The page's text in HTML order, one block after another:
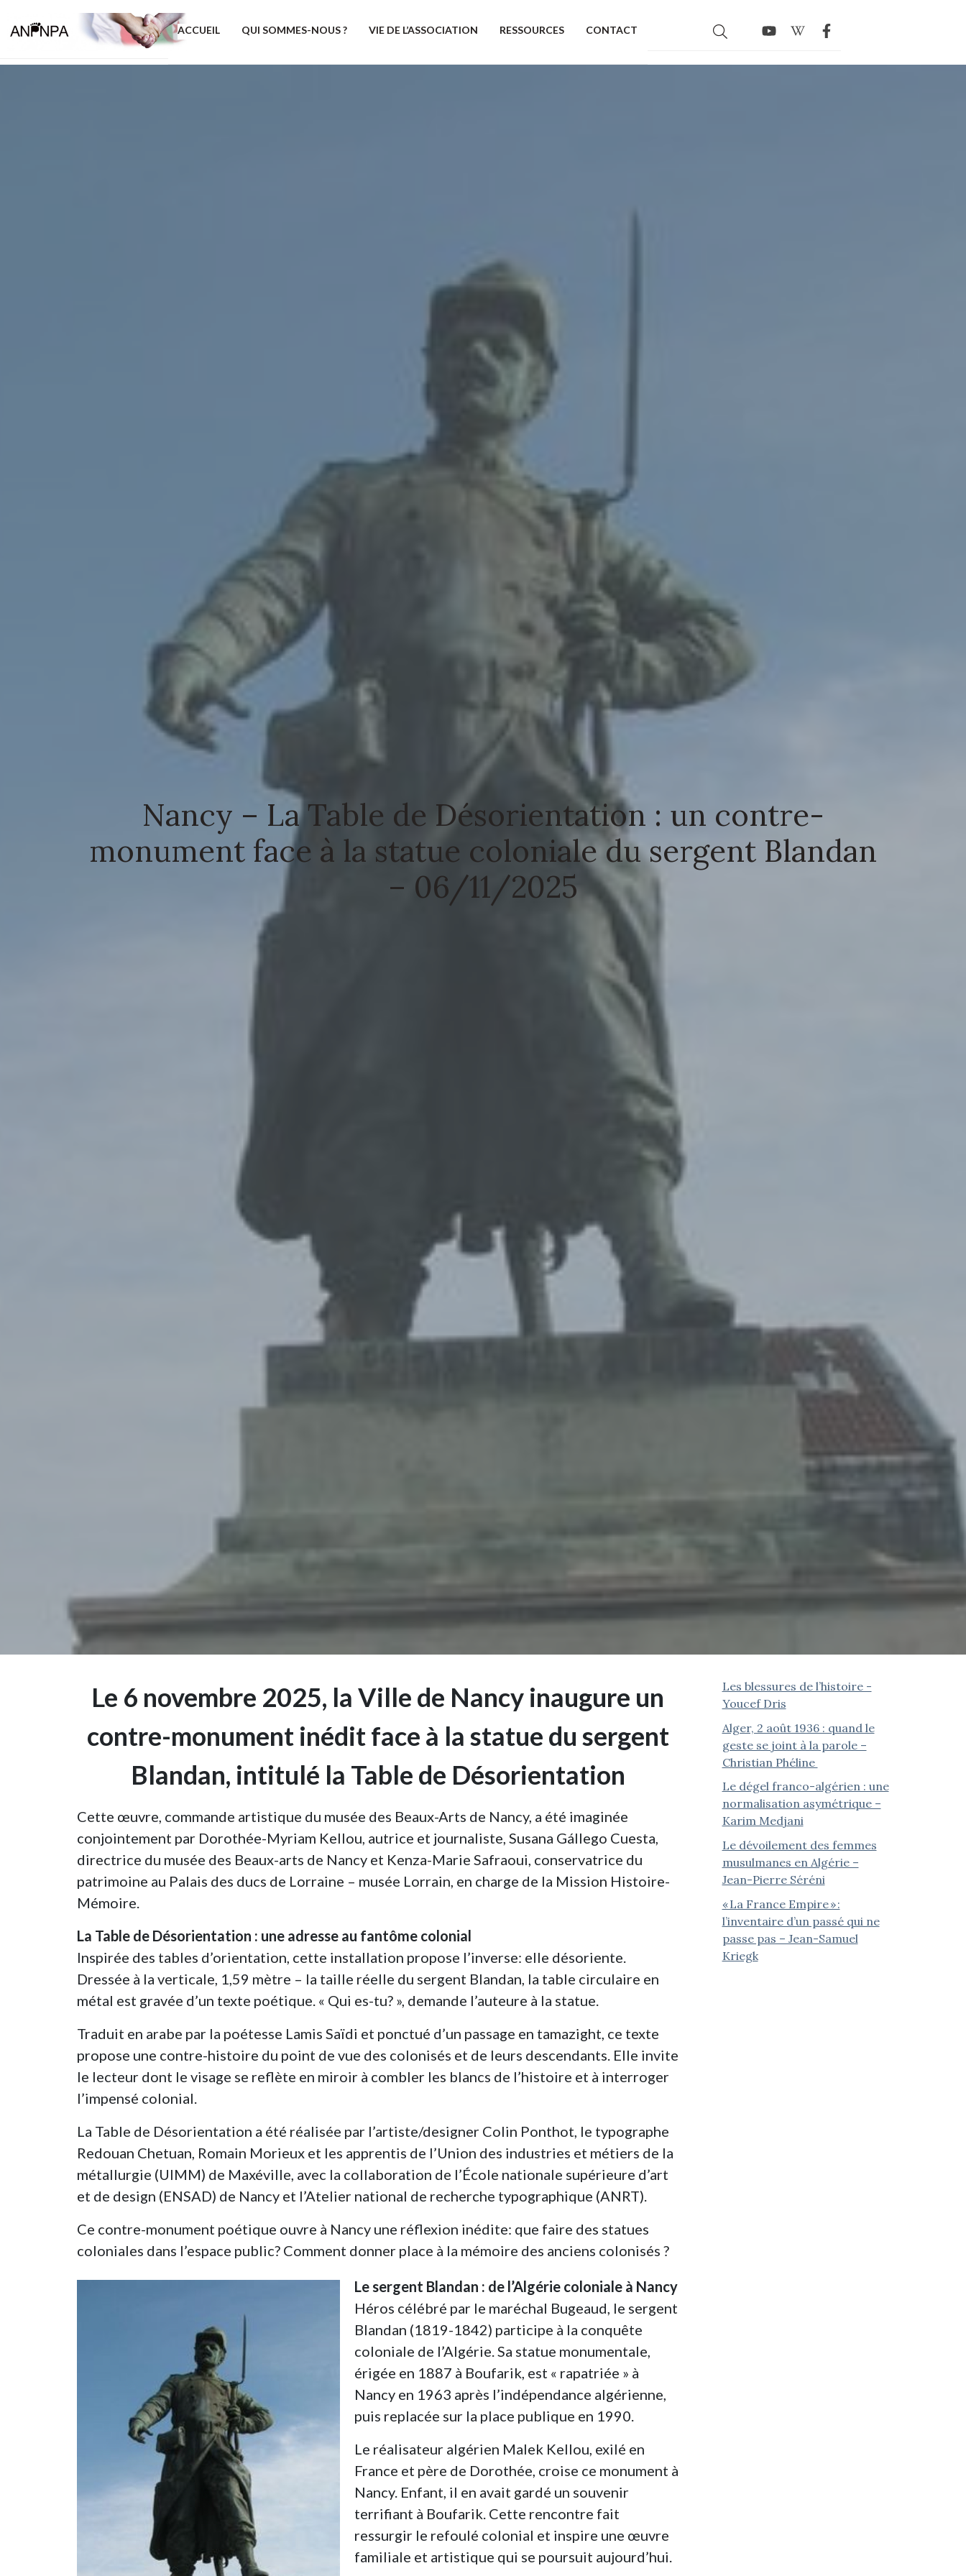
ACCUEIL QUI SOMMES-NOUS ? VIE DE L’ASSOCIATION RESSOURCES CONTACT
Nancy – La Table de Désorientation : un contre-
monument face à la statue coloniale du sergent Blandan
– 06/11/2025
Le 6 novembre 2025, la Ville de Nancy inaugure un
contre-monument inédit face à la statue du sergent
Blandan, intitulé la Table de Désorientation
Cette œuvre, commande artistique du musée des Beaux-Arts de Nancy, a été imaginée
conjointement par Dorothée-Myriam Kellou, autrice et journaliste, Susana Gállego Cuesta,
directrice du musée des Beaux-arts de Nancy et Kenza-Marie Safraoui, conservatrice du
patrimoine au Palais des ducs de Lorraine – musée Lorrain, en charge de la Mission Histoire-
Mémoire.
La Table de Désorientation : une adresse au fantôme colonial
Inspirée des tables d’orientation, cette installation propose l’inverse: elle désoriente.
Dressée à la verticale, 1,59 mètre – la taille réelle du sergent Blandan, la table circulaire en
métal est gravée d’un texte poétique. « Qui es-tu? », demande l’auteure à la statue.
Traduit en arabe par la poétesse Lamis Saïdi et ponctué d’un passage en tamazight, ce texte
propose une contre-histoire du point de vue des colonisés et de leurs descendants. Elle invite
le lecteur dont le visage se reflète en miroir à combler les blancs de l’histoire et à interroger
l’impensé colonial.
La Table de Désorientation a été réalisée par l’artiste/designer Colin Ponthot, le typographe
Redouan Chetuan, Romain Morieux et les apprentis de l’Union des industries et métiers de la
métallurgie (UIMM) de Maxéville, avec la collaboration de l’École nationale supérieure d’art
et de design (ENSAD) de Nancy et l’Atelier national de recherche typographique (ANRT).
Ce contre-monument poétique ouvre à Nancy une réflexion inédite: que faire des statues
coloniales dans l’espace public? Comment donner place à la mémoire des anciens colonisés ?
Le sergent Blandan : de l’Algérie coloniale à Nancy
Héros célébré par le maréchal Bugeaud, le sergent
Blandan (1819-1842) participe à la conquête
coloniale de l’Algérie. Sa statue monumentale,
érigée en 1887 à Boufarik, est « rapatriée » à
Nancy en 1963 après l’indépendance algérienne,
puis replacée sur la place publique en 1990.
Le réalisateur algérien Malek Kellou, exilé en
France et père de Dorothée, croise ce monument à
Nancy. Enfant, il en avait gardé un souvenir
terrifiant à Boufarik. Cette rencontre fait
ressurgir le refoulé colonial et inspire une œuvre
familiale et artistique qui se poursuit aujourd’hui.
Les blessures de l’histoire -
Youcef Dris
Alger, 2 août 1936 : quand le
geste se joint à la parole –
Christian Phéline
Le dégel franco-algérien : une
normalisation asymétrique –
Karim Medjani
Le dévoilement des femmes
musulmanes en Algérie –
Jean-Pierre Séréni
« La France Empire » :
l’inventaire d’un passé qui ne
passe pas – Jean-Samuel
Kriegk